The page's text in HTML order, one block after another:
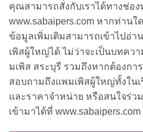
คุณสามารถสั่งกับเราได้ทางช่อ
www.sabaipers.com หากท่าน
ข้อมูลเพิ่มเติมสามารถเข้าไปอ่า
เพิสผู้ใหญ่ได้ ไม่ว่าจะเป็นบทควา
มเพิส สระบุรี รวมถึงหากต้องกา
สอบถามถึงแพมเพิสผู้ใหญ่ทั้งใน
และราคาจำหน่าย หรือสนใจร่
เข้ามาได้ที่